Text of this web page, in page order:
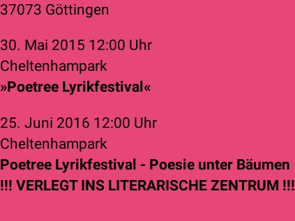
37073 Göttingen
30. Mai 2015 12:00 Uhr
Cheltenhampark
»Poetree Lyrikfestival«
25. Juni 2016 12:00 Uhr
Cheltenhampark
Poetree Lyrikfestival - Poesie unter Bäumen
!!! VERLEGT INS LITERARISCHE ZENTRUM !!!